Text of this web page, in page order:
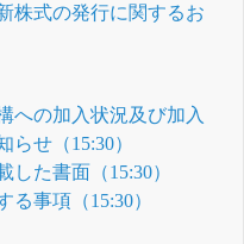
株式の発行に関するお
への加入状況及び加入
せ（15:30）
た書面（15:30）
事項（15:30）